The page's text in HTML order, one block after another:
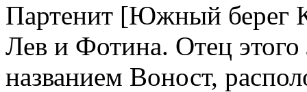
Партенит [Южный берег
Лев и Фотина. Отец
названием Воност,